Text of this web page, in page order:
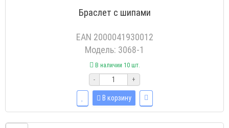
Браслет с шипами
EAN 2000041930012
Модель: 3068-1
В наличии 10 шт.
-
+
В корзину